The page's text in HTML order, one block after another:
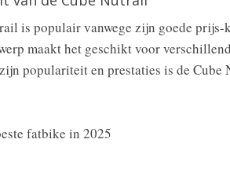
is populair vanwege zijn goede
maakt het geschikt voor
populariteit en prestaties is de